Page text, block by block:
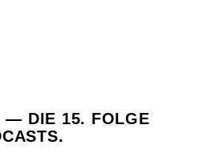
— DIE 15. FOLGE